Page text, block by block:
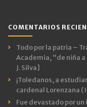
COMENTARIOS
Todo por la patria –
Academia, “de niña
J. Silva]
¡Toledanos, a
cardenal Lorenzana (
Fue devastado por